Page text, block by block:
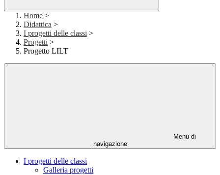
Home >
Didattica >
I progetti delle classi >
Progetti >
Progetto LILT
Menu di
navigazione
I progetti delle classi
Galleria progetti